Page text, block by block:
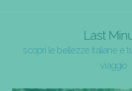
Last
scopri le bellezze italiane e
viaggio